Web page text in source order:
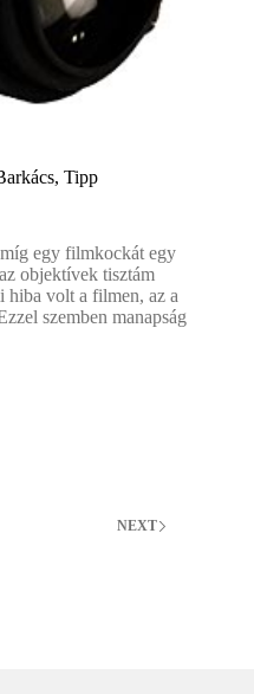
, Tipp
egy filmkockát egy
objektívek tisztám
hiba volt a filmen, az a
szemben manapság
NEXT